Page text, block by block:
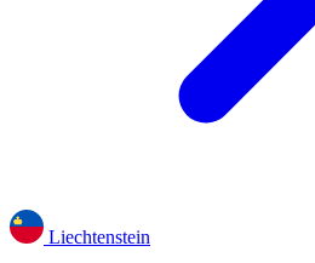
Liechtenstein